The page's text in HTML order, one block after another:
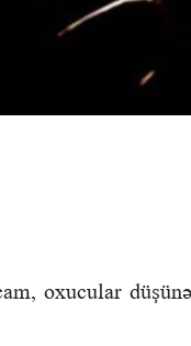
oxucular